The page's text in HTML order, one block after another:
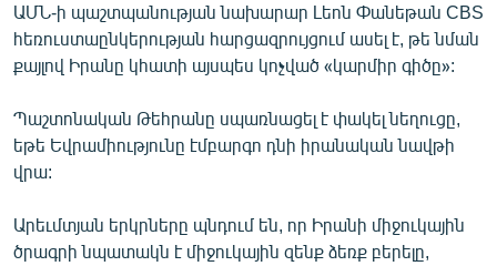
ՏԱՐԱԾԱՇՐՋԱՆ
ՄԻՋԱԶԳԱՅԻՆ
ՍՊՈՐՏ
ՄԵԿՆԱԲԱՆՈՒԹՅՈՒՆ
ԿՈՐՈՆԱՎԻՐՈՒՍ
ԱՄՆ-ի պաշտպանության նախարար Լեոն Փանեթան CBS
հեռուստաընկերության հարցազրույցում ասել է, թե նման
քայլով Իրանը կհատի այսպես կոչված «կարմիր գիծը»:
Պաշտոնական Թեհրանը սպառնացել է փակել նեղուցը,
եթե Եվրամիությունը էմբարգո դնի իրանական նավթի
վրա:
Արեւմտյան երկրները պնդում են, որ Իրանի միջուկային
ծրագրի նպատակն է միջուկային զենք ձեռք բերելը,